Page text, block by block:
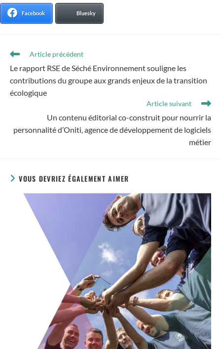
Facebook Bluesky
Article précédent
Le rapport RSE de Séché Environnement souligne les
contributions du groupe aux grands enjeux de la transition
écologique
Article suivant
Un contenu éditorial co-construit pour nourrir la
personnalité d’Oniti, agence de développement de logiciels
métier
VOUS DEVRIEZ ÉGALEMENT AIMER